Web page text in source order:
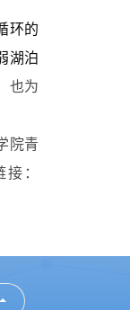
环的
湖泊
也为
院青
：